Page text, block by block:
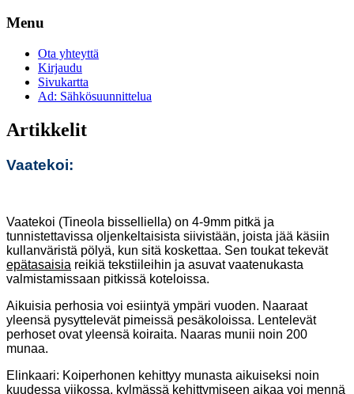
Menu
Ota yhteyttä
Kirjaudu
Sivukartta
Ad: Sähkösuunnittelua
Artikkelit
Vaatekoi:
Vaatekoi (Tineola bisselliella) on 4-9mm pitkä ja
tunnistettavissa oljenkeltaisista siivistään, joista jää käsiin
kullanväristä pölyä, kun sitä koskettaa. Sen toukat tekevät
epätasaisia reikiä tekstiileihin ja asuvat vaatenukasta
valmistamissaan pitkissä koteloissa.
Aikuisia perhosia voi esiintyä ympäri vuoden. Naaraat
yleensä pysyttelevät pimeissä pesäkoloissa. Lentelevät
perhoset ovat yleensä koiraita. Naaras munii noin 200
munaa.
Elinkaari: Koiperhonen kehittyy munasta aikuiseksi noin
kuudessa viikossa, kylmässä kehittymiseen aikaa voi mennä